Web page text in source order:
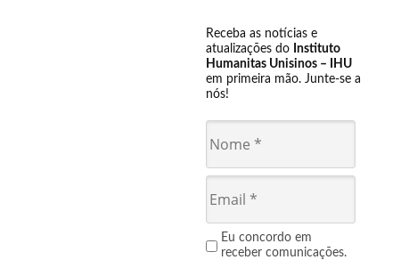
Receba as notícias e
atualizações do Instituto
Humanitas Unisinos – IHU
em primeira mão. Junte-se a
nós!
Eu concordo em
receber comunicações.